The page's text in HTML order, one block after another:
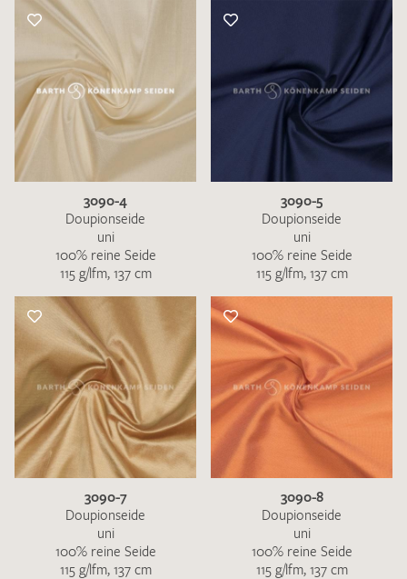
3090-4
Doupionseide
uni
100% reine Seide
115 g/lfm, 137 cm
3090-5
Doupionseide
uni
100% reine Seide
115 g/lfm, 137 cm
3090-7
Doupionseide
uni
100% reine Seide
115 g/lfm, 137 cm
3090-8
Doupionseide
uni
100% reine Seide
115 g/lfm, 137 cm